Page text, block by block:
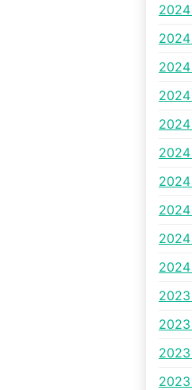
2024
2024
2024
2024
2024
2024
2024
2024
2024
2024
2023
2023
2023
2023